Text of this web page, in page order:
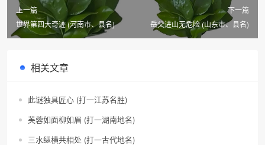
上一篇
世界第四大奇迹 (河南市、县名)
下一篇
岳父进山无危险 (山东市、县名)
相关文章
此谜独具匠心 (打一江苏名胜)
芙蓉如面柳如眉 (打一湖南地名)
三水纵横共相处 (打一古代地名)